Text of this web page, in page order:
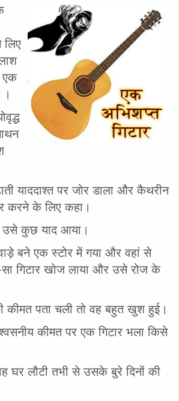
एक
याददाश्त पर जोर डाला और कैथरीन
करने के लिए कहा।
उसे कुछ याद आया।
बने एक स्टोर में गया और वहां से
गिटार खोज लाया और उसे रोज के
कीमत पता चली तो वह बहुत खुश हुई।
कीमत पर एक गिटार भला किसे
घर लौटी तभी से उसके बुरे दिनों की